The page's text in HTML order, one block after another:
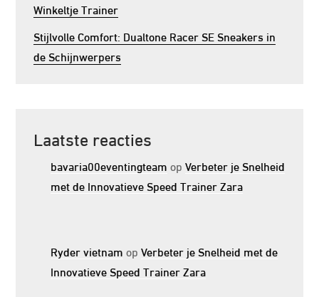
Winkeltje Trainer
Stijlvolle Comfort: Dualtone Racer SE Sneakers in
de Schijnwerpers
Laatste reacties
bavaria00eventingteam opVerbeter je Snelheid
met de Innovatieve Speed Trainer Zara
Ryder vietnam opVerbeter je Snelheid met de
Innovatieve Speed Trainer Zara